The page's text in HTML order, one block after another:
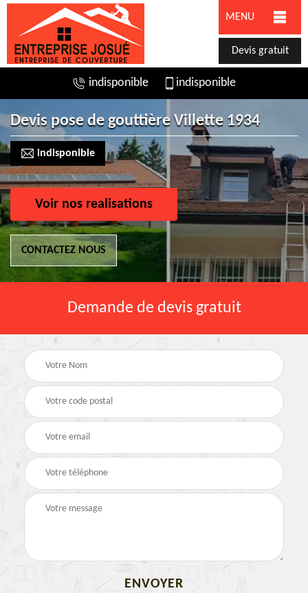
MENU
Devis gratuit
indisponible indisponible
Devis pose de gouttière Villette 1934
indisponible
Voir nos realisations
CONTACTEZ NOUS
Demande de devis gratuit